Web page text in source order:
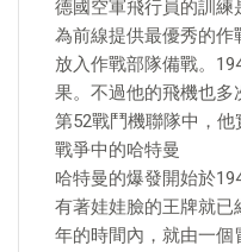
德國空軍飛行員的訓練
為前線提供最優秀的作
放入作戰部隊備戰。
果。不過他的飛機也多
第52戰鬥機聯隊中，他
戰爭中的哈特曼
哈特曼的爆發開始於
有著娃娃臉的王牌就已
年的時間內，就由一